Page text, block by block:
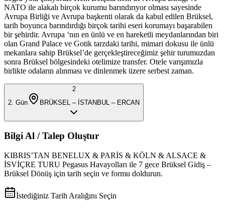
NATO ile alakalı birçok kurumu barındırıyor olması sayesinde
Avrupa Birliği ve Avrupa başkenti olarak da kabul edilen Brüksel,
tarih boyunca barındırdığı birçok tarihi eseri korumayı başarabilen
bir şehirdir. Avrupa ‘nın en ünlü ve en hareketli meydanlarından biri
olan Grand Palace ve Gotik tarzdaki tarihi, mimari dokusu ile ünlü
mekanlara sahip Brüksel’de gerçekleştireceğimiz şehir turumuzdan
sonra Brüksel bölgesindeki otelimize transfer. Otele varışımızla
birlikte odaların alınması ve dinlenmek üzere serbest zaman.
2
2 . Gün BRÜKSEL – İSTANBUL – ERCAN
Bilgi Al / Talep Oluştur
KIBRIS’TAN BENELUX & PARİS & KÖLN & ALSACE &
İSVİÇRE TURU Pegasus Havayolları ile 7 gece Brüksel Gidiş –
Brüksel Dönüş için tarih seçin ve formu doldurun.
İstediğiniz Tarih Aralığını Seçin